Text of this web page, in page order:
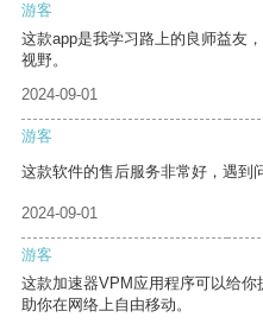
游客
这款app是我学习路上的良师益友
视野。
2024-09-01
游客
这款软件的售后服务非常好，遇到
2024-09-01
游客
这款加速器VPM应用程序可以给
助你在网络上自由移动。